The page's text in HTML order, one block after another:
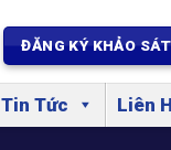
ĐĂNG KÝ KHẢO
Tin Tức Liên